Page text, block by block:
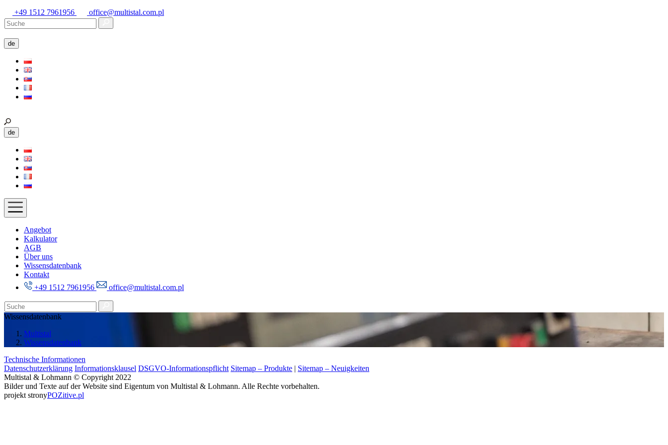
+49 1512 7961956 office@multistal.com.pl
de
de
Angebot
Kalkulator
AGB
Über uns
Wissensdatenbank
Kontakt
+49 1512 7961956
office@multistal.com.pl
Wissensdatenbank
Multistal
Wissensdatenbank
Technische Informationen
Datenschutzerklärung Informationsklausel DSGVO-Informationspflicht Sitemap – Produkte | Sitemap – Neuigkeiten
Multistal & Lohmann © Copyright 2022
Bilder und Texte auf der Website sind Eigentum von Multistal & Lohmann. Alle Rechte vorbehalten.
projekt stronyPOZitive.pl